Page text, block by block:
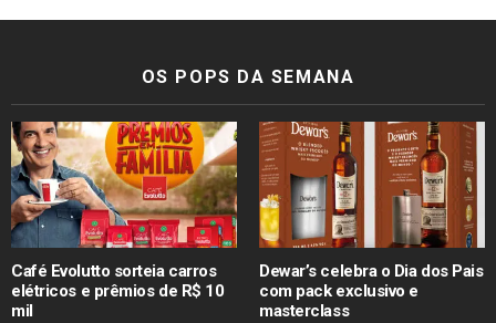
OS POPS DA SEMANA
Café Evolutto sorteia carros
elétricos e prêmios de R$ 10
mil
Dewar’s celebra o Dia dos Pais
com pack exclusivo e
masterclass